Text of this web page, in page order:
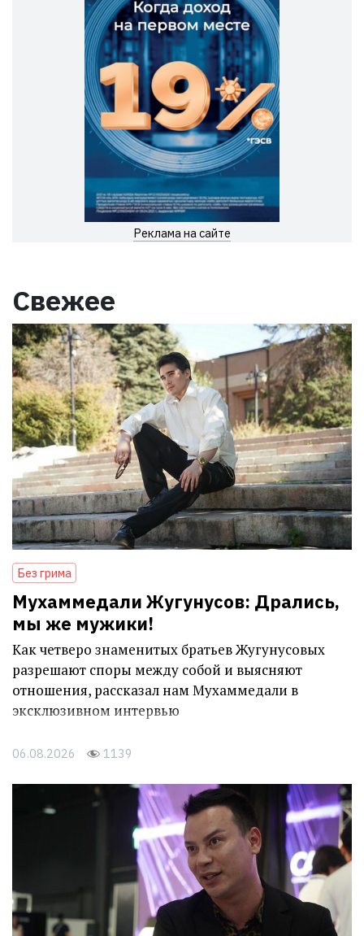
Реклама на сайте
Свежее
Без грима
Мухаммедали Жугунусов: Дрались,
мы же мужики!
Как четверо знаменитых братьев Жугунусовых
разрешают споры между собой и выясняют
отношения, рассказал нам Мухаммедали в
эксклюзивном интервью
06.08.2026 1139